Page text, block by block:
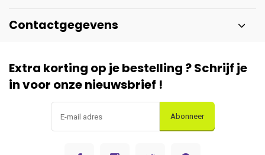
Contactgegevens
Extra korting op je bestelling ? Schrijf je
in voor onze nieuwsbrief !
Abonneer